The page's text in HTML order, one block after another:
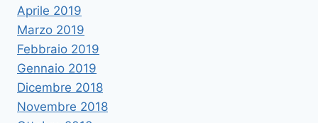
Aprile 2019
Marzo 2019
Febbraio 2019
Gennaio 2019
Dicembre 2018
Novembre 2018